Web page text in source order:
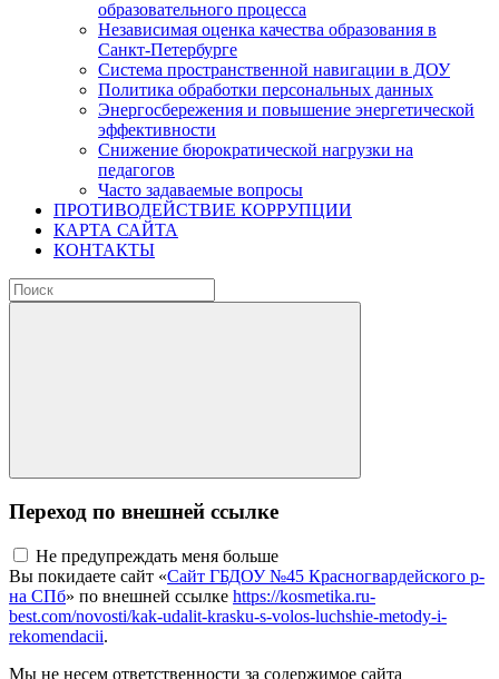
образовательного процесса
Независимая оценка качества образования в
Санкт-Петербурге
Система пространственной навигации в ДОУ
Политика обработки персональных данных
Энергосбережения и повышение энергетической
эффективности
Снижение бюрократической нагрузки на
педагогов
Часто задаваемые вопросы
ПРОТИВОДЕЙСТВИЕ КОРРУПЦИИ
КАРТА САЙТА
КОНТАКТЫ
Переход по внешней ссылке
Не предупреждать меня больше
Вы покидаете сайт «Сайт ГБДОУ №45 Красногвардейского р-
на СПб» по внешней ссылке https://kosmetika.ru-
best.com/novosti/kak-udalit-krasku-s-volos-luchshie-metody-i-
rekomendacii.
Мы не несем ответственности за содержимое сайта